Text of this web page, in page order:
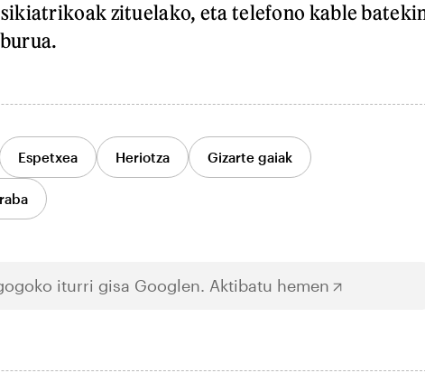
zituelako, eta telefono kable
Espetxea Heriotza Gizarte gaiak
iturri gisa Googlen. Aktibatu hemen